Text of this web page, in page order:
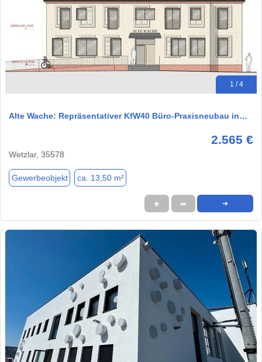
1 / 4
Alte Wache: Repräsentativer KfW40 Büro-Praxisneubau in…
2.565 €
Wetzlar, 35578
Gewerbeobjekt ca. 13,50 m²
★ ➦ ➜